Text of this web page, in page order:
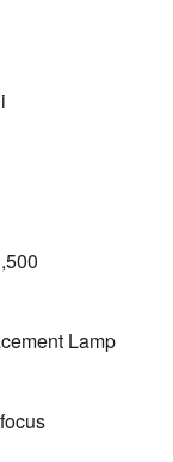
/ 5,000 hours (Eco)
Lamp